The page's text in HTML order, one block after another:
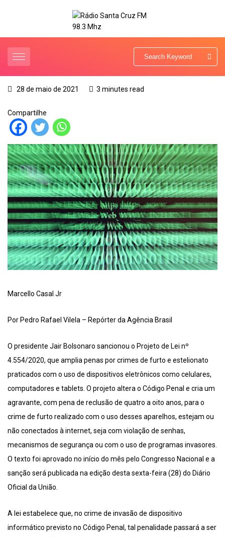
28 de maio de 2021 3 minutes read
Compartilhe
Marcello Casal Jr
Por Pedro Rafael Vilela – Repórter da Agência Brasil
O presidente Jair Bolsonaro sancionou o Projeto de Lei nº
4.554/2020, que amplia penas por crimes de furto e estelionato
praticados com o uso de dispositivos eletrônicos como celulares,
computadores e tablets. O projeto altera o Código Penal e cria um
agravante, com pena de reclusão de quatro a oito anos, para o
crime de furto realizado com o uso desses aparelhos, estejam ou
não conectados à internet, seja com violação de senhas,
mecanismos de segurança ou com o uso de programas invasores.
O texto foi aprovado no início do mês pelo Congresso Nacional e a
sanção será publicada na edição desta sexta-feira (28) do Diário
Oficial da União.
A lei estabelece que, no crime de invasão de dispositivo
informático previsto no Código Penal, tal penalidade passará a ser